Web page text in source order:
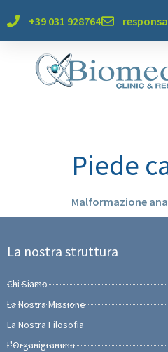
+39 031 928764
Piede
Malformazione
La nostra struttura
Chi Siamo
La Nostra Missione
La Nostra Filosofia
L'Organigramma